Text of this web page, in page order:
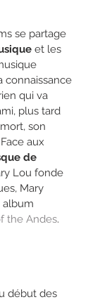
se partage
et les
connaissance
qui va
plus tard
son
aux
de
Lou fonde
Mary
album
the Andes.
début des